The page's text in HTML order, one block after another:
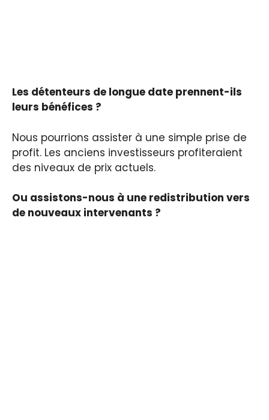
Les détenteurs de longue date prennent-ils
leurs bénéfices ?
Nous pourrions assister à une simple prise de
profit. Les anciens investisseurs profiteraient
des niveaux de prix actuels.
Ou assistons-nous à une redistribution vers
de nouveaux intervenants ?